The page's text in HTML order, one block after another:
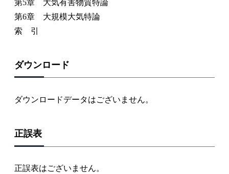
第5章 大気有害物質特論
第6章 大規模大気特論
索 引
ダウンロード
ダウンロードデータはございません。
正誤表
正誤表はございません。